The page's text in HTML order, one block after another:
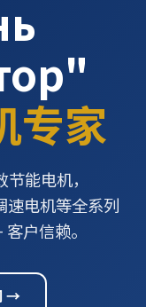
专家
能电机，
速电机等全系列
户信赖。
→